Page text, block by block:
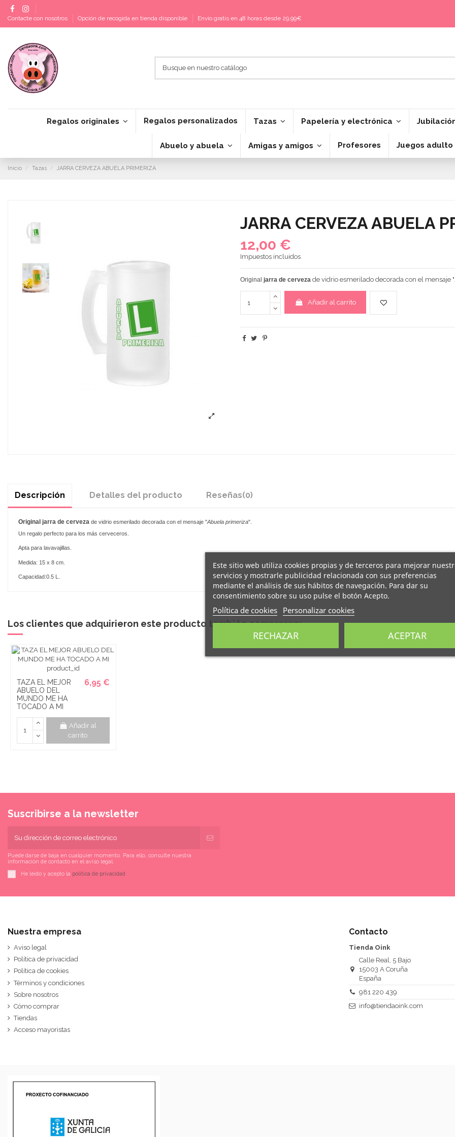
Contacte con nosotros Opción de recogida en tienda disponible Envío gratis en 48 horas desde 29,99€
Regalos originales Regalos personalizados Tazas Papelería y electrónica
Abuelo y abuela Amigas y amigos Profesores Juegos adulto
Inicio Tazas JARRA CERVEZA ABUELA PRIMERIZA
JARRA CERVEZA ABUELA
12,00 €
Impuestos incluidos
Original jarra de cerveza de vidrio esmerilado decorada con el mensaje "
Añadir al carrito
Descripción Detalles del producto Reseñas(0)
Originaljarra de cerveza de vidrio esmerilado decorada con el mensaje "Abuela primeriza".
Un regalo perfecto para los más cerveceros.
Apta para lavavajillas.
Medida: 15 x 8 cm.
Capacidad:0.5 L.
Los clientes que adquirieron este producto también compraron:
TAZA EL MEJOR
ABUELO DEL
MUNDO ME HA
TOCADO A MI
6,95 €
Añadir al
carrito
Suscribirse a la newsletter
Puede darse de baja en cualquier momento. Para ello, consulte nuestra
información de contacto en el aviso legal.
He leído y acepto la política de privacidad
Nuestra empresa
Aviso legal
Política de privacidad
Política de cookies
Términos y condiciones
Sobre nosotros
Cómo comprar
Tiendas
Acceso mayoristas
Contacto
Tienda Oink
Calle Real, 5 Bajo
15003 A Coruña
España
981 220 439
info@tiendaoink.com
Este sitio web utiliza cookies propias y de terceros para mejorar
servicios y mostrarle publicidad relacionada con sus preferencias
mediante el análisis de sus hábitos de navegación. Para dar su
consentimiento sobre su uso pulse el botón Acepto.
Política de cookies Personalizar cookies
RECHAZAR ACEPTAR